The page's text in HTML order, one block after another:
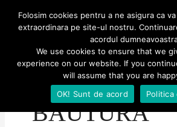
Aventuri culinare
BAUTURA
Folosim cookies pentru a ne asigura ca
extraordinara pe site-ul nostru.
acordul
We use cookies to ensure that we
experience on our website. If you
will assume that you are
OK! Sunt de acord
Politica